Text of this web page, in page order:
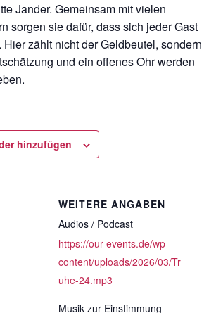
Jander. Gemeinsam mit vielen
sorgen sie dafür, dass sich jeder Gast
zählt nicht der Geldbeutel, sondern
und ein offenes Ohr werden
hinzufügen
WEITERE ANGABEN
Audios / Podcast
https://our-events.de/wp-
content/uploads/2026/03/Tr
uhe-24.mp3
Musik zur Einstimmung